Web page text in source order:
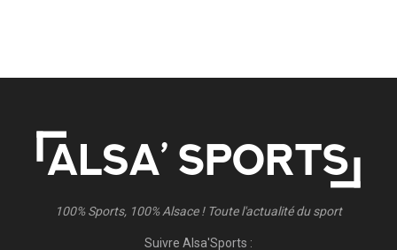
100% Sports, 100% Alsace ! Toute l'actualité du sport
Suivre Alsa'Sports :